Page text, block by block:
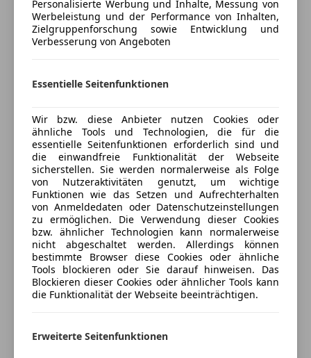
Versicherungsschutz an Ihre Bedürfnisse
anpassen
Auto einfach online versichern & Rabatt holen
Jetzt berechnen
Verkäufer Händler
Autohaus Rudi Lins GmbH & Co KG
Sternebewertung 4.5 von 5
4,5 Sterne
(100% Weiterempfehlungen)
Anbieter auf AutoScout24 seit 2022
Schwefel 77,
Personalisierte Werbung und Inhalte, Messung von
Werbeleistung und der Performance von Inhalten,
Zielgruppenforschung sowie Entwicklung und
Verbesserung von Angeboten
Essentielle Seitenfunktionen
Wir bzw. diese Anbieter nutzen Cookies oder
ähnliche Tools und Technologien, die für die
essentielle Seitenfunktionen erforderlich sind und
die einwandfreie Funktionalität der Webseite
sicherstellen. Sie werden normalerweise als Folge
von Nutzeraktivitäten genutzt, um wichtige
Funktionen wie das Setzen und Aufrechterhalten
von Anmeldedaten oder Datenschutzeinstellungen
zu ermöglichen. Die Verwendung dieser Cookies
bzw. ähnlicher Technologien kann normalerweise
nicht abgeschaltet werden. Allerdings können
bestimmte Browser diese Cookies oder ähnliche
Tools blockieren oder Sie darauf hinweisen. Das
Blockieren dieser Cookies oder ähnlicher Tools kann
die Funktionalität der Webseite beeinträchtigen.
Erweiterte Seitenfunktionen